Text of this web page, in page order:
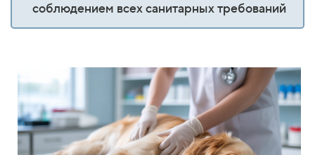
соблюдением всех санитарных требований